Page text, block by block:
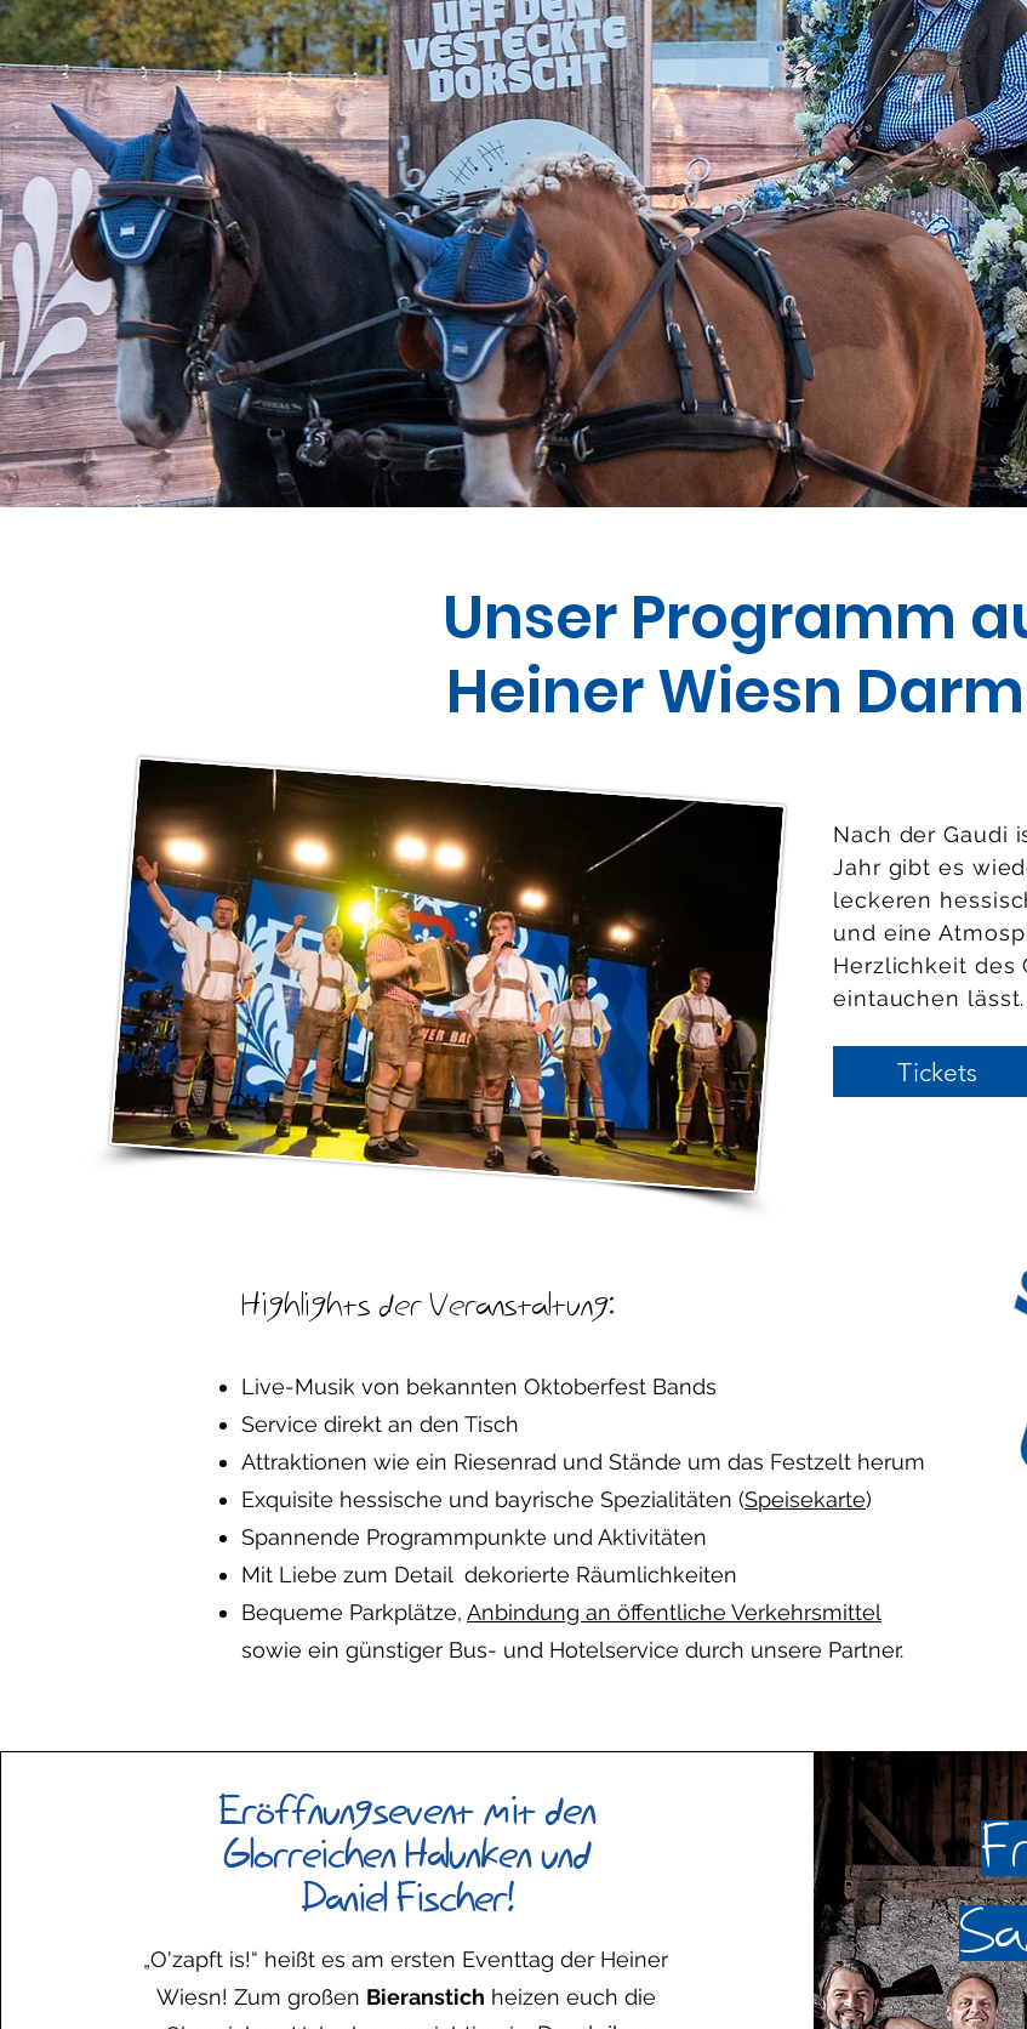
Unser Programm
Heiner Wiesn
Nach der Gaudi
Jahr gibt es
leckeren
und eine
Herzlichkeit des
eintauchen lässt. ​
Tickets
Highlights der Veranstaltung:
Live-Musik von bekannten Oktoberfest Bands
Service direkt an den Tisch
Attraktionen wie ein Riesenrad und Stände um das Festzelt herum
Exquisite hessische und bayrische Spezialitäten (Speisekarte)
Spannende Programmpunkte und Aktivitäten
Mit Liebe zum Detail dekorierte Räumlichkeiten
Bequeme Parkplätze, Anbindung an öffentliche Verkehrsmittel
sowie ein günstiger Bus- und Hotelservice durch unsere Partner.
Eröffnungsevent mit den
Glorreichen Halunken und
Daniel Fischer!
„O'zapft is!“ heißt es am ersten Eventtag der Heiner
Wiesn! Zum großen Bieranstich heizen euch die